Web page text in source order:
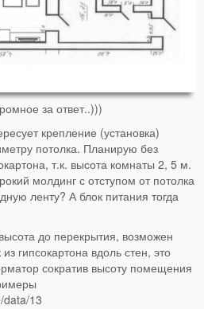
за ответ..)))
крепление (установка)
потолка. Планирую без
т.к. высота комнаты 2, 5 м.
молдинг с отступом от потолка
ленту? А блок питания тогда
до перекрытия, возможен
гипсокартона вдоль стен, это
сократив высоту помещения
data/13